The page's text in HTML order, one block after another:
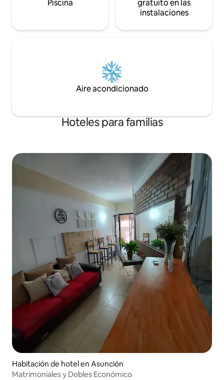
Piscina
gratuito en las
instalaciones
Aire acondicionado
Hoteles para familias
Habitación de hotel en Asunción
Matrimoniales y Dobles Económico